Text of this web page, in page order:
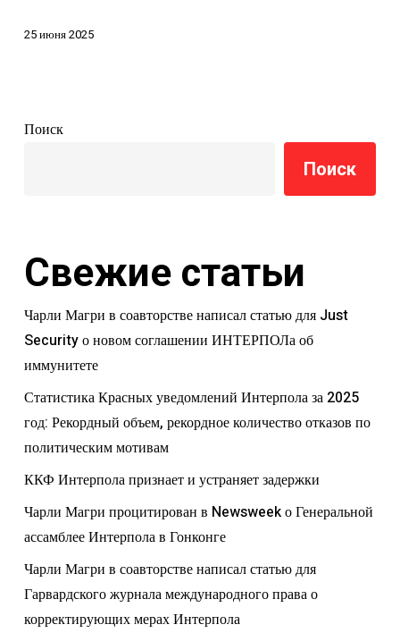
25 июня 2025
Поиск
Поиск
Свежие статьи
Чарли Магри в соавторстве написал статью для Just
Security о новом соглашении ИНТЕРПОЛа об
иммунитете
Статистика Красных уведомлений Интерпола за 2025
год: Рекордный объем, рекордное количество отказов по
политическим мотивам
ККФ Интерпола признает и устраняет задержки
Чарли Магри процитирован в Newsweek о Генеральной
ассамблее Интерпола в Гонконге
Чарли Магри в соавторстве написал статью для
Гарвардского журнала международного права о
корректирующих мерах Интерпола